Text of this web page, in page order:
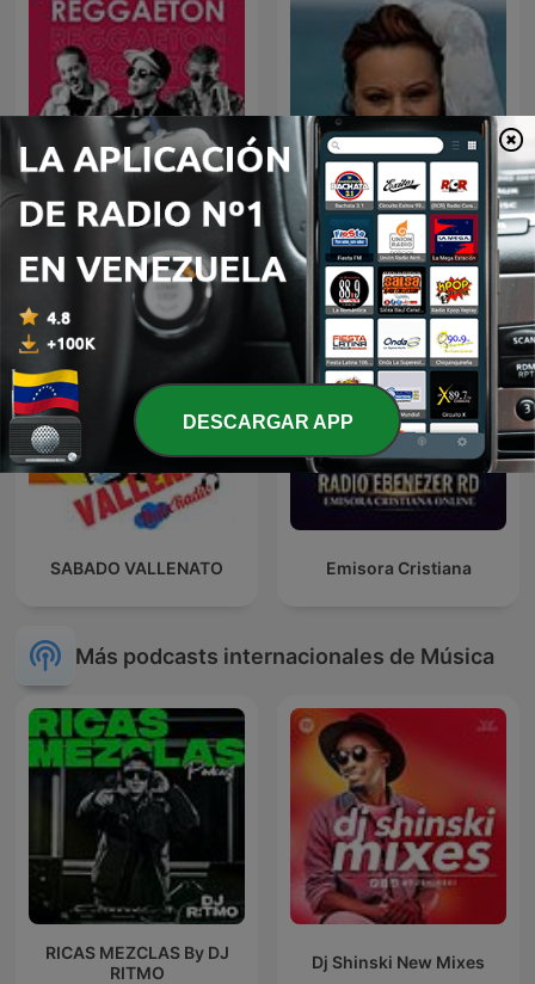
Reggaeton
Noche de Romance con
Rocio Durcal
SABADO VALLENATO Emisora Cristiana
Más podcasts internacionales de Música
RICAS MEZCLAS By DJ
RITMO
Dj Shinski New Mixes
DESCARGAR APP